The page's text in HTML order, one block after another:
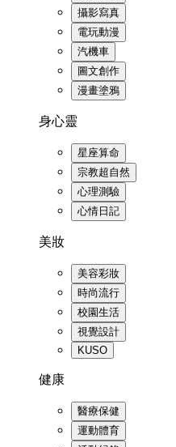
攝影寫真
電玩動漫
汽機車
圖文創作
漫畫塗鴉
身心靈
星座算命
宗教超自然
心理測驗
心情日記
美妝
美容彩妝
時尚流行
校園生活
視覺設計
KUSO
健康
醫療保健
運動體育